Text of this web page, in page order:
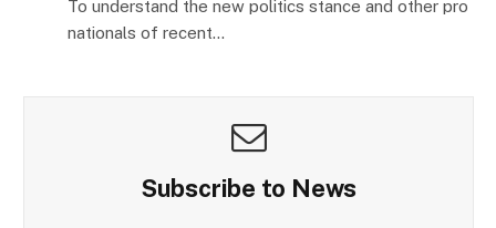
To understand the new politics stance and other pro
nationals of recent…
Subscribe to News